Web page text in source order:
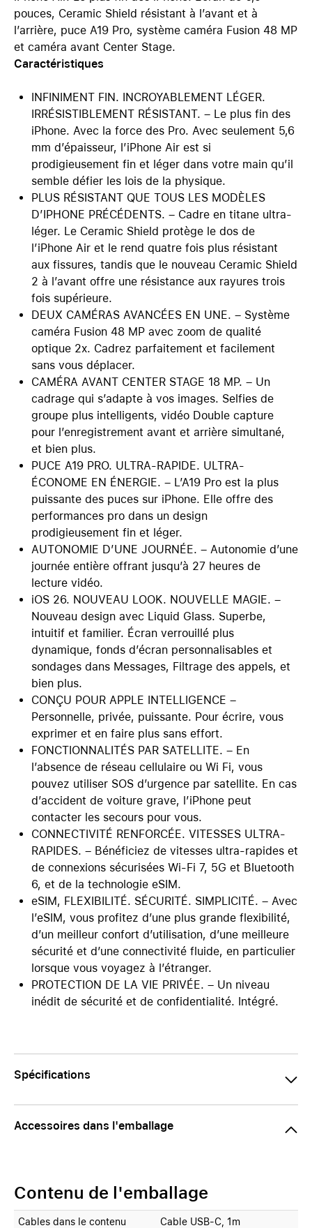
pouces, Ceramic Shield résistant à l’avant et à
l’arrière, puce A19 Pro, système caméra Fusion 48 MP
et caméra avant Center Stage.
Caractéristiques
INFINIMENT FIN. INCROYABLEMENT LÉGER.
IRRÉSISTIBLEMENT RÉSISTANT. – Le plus fin des
iPhone. Avec la force des Pro. Avec seulement 5,6
mm d’épaisseur, l’iPhone Air est si
prodigieusement fin et léger dans votre main qu’il
semble défier les lois de la physique.
PLUS RÉSISTANT QUE TOUS LES MODÈLES
D’IPHONE PRÉCÉDENTS. – Cadre en titane ultra-
léger. Le Ceramic Shield protège le dos de
l’iPhone Air et le rend quatre fois plus résistant
aux fissures, tandis que le nouveau Ceramic Shield
2 à l’avant offre une résistance aux rayures trois
fois supérieure.
DEUX CAMÉRAS AVANCÉES EN UNE. – Système
caméra Fusion 48 MP avec zoom de qualité
optique 2x. Cadrez parfaitement et facilement
sans vous déplacer.
CAMÉRA AVANT CENTER STAGE 18 MP. – Un
cadrage qui s’adapte à vos images. Selfies de
groupe plus intelligents, vidéo Double capture
pour l’enregistrement avant et arrière simultané,
et bien plus.
PUCE A19 PRO. ULTRA-RAPIDE. ULTRA-
ÉCONOME EN ÉNERGIE. – L’A19 Pro est la plus
puissante des puces sur iPhone. Elle offre des
performances pro dans un design
prodigieusement fin et léger.
AUTONOMIE D’UNE JOURNÉE. – Autonomie d’une
journée entière offrant jusqu’à 27 heures de
lecture vidéo.
iOS 26. NOUVEAU LOOK. NOUVELLE MAGIE. –
Nouveau design avec Liquid Glass. Superbe,
intuitif et familier. Écran verrouillé plus
dynamique, fonds d’écran personnalisables et
sondages dans Messages, Filtrage des appels, et
bien plus.
CONÇU POUR APPLE INTELLIGENCE –
Personnelle, privée, puissante. Pour écrire, vous
exprimer et en faire plus sans effort.
FONCTIONNALITÉS PAR SATELLITE. – En
l’absence de réseau cellulaire ou Wi Fi, vous
pouvez utiliser SOS d’urgence par satellite. En cas
d’accident de voiture grave, l’iPhone peut
contacter les secours pour vous.
CONNECTIVITÉ RENFORCÉE. VITESSES ULTRA-
RAPIDES. – Bénéficiez de vitesses ultra-rapides et
de connexions sécurisées Wi-Fi 7, 5G et Bluetooth
6, et de la technologie eSIM.
eSIM, FLEXIBILITÉ. SÉCURITÉ. SIMPLICITÉ. – Avec
l’eSIM, vous profitez d’une plus grande flexibilité,
d’un meilleur confort d’utilisation, d’une meilleure
sécurité et d’une connectivité fluide, en particulier
lorsque vous voyagez à l’étranger.
PROTECTION DE LA VIE PRIVÉE. – Un niveau
inédit de sécurité et de confidentialité. Intégré.
Spécifications
Accessoires dans l'emballage
Contenu de l'emballage
Cables dans le contenu Cable USB-C, 1m